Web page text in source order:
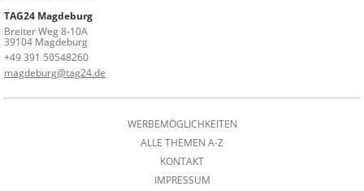
TAG24 Magdeburg
Breiter Weg 8-10A
39104 Magdeburg
+49 391 50548260
magdeburg@tag24.de
WERBEMÖGLICHKEITEN
ALLE THEMEN A-Z
KONTAKT
IMPRESSUM